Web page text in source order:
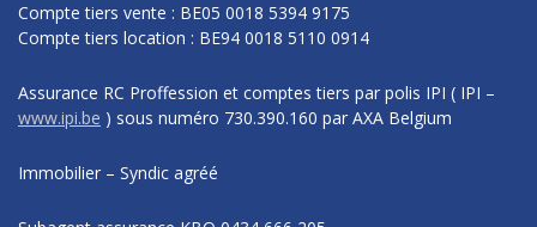
Compte tiers vente : BE05 0018 5394 9175
Compte tiers location : BE94 0018 5110 0914
Assurance RC Proffession et comptes tiers par polis IPI ( IPI –
www.ipi.be ) sous numéro 730.390.160 par AXA Belgium
Immobilier – Syndic agréé